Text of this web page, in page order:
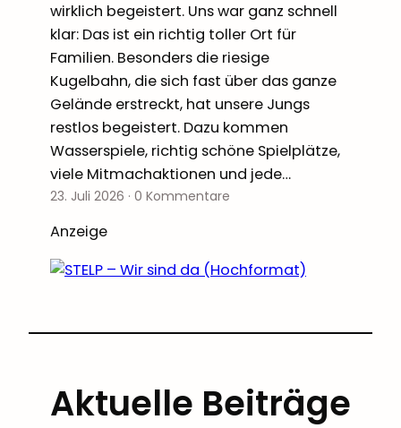
wirklich begeistert. Uns war ganz schnell
klar: Das ist ein richtig toller Ort für
Familien. Besonders die riesige
Kugelbahn, die sich fast über das ganze
Gelände erstreckt, hat unsere Jungs
restlos begeistert. Dazu kommen
Wasserspiele, richtig schöne Spielplätze,
viele Mitmachaktionen und jede…
23. Juli 2026 · 0 Kommentare
Anzeige
Aktuelle Beiträge